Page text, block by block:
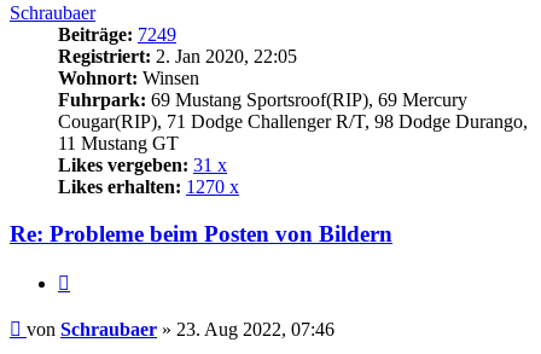
Schraubaer
Beiträge: 7249
Registriert: 2. Jan 2020, 22:05
Wohnort: Winsen
Fuhrpark: 69 Mustang Sportsroof(RIP), 69 Mercury
Cougar(RIP), 71 Dodge Challenger R/T, 98 Dodge Durango,
11 Mustang GT
Likes vergeben: 31 x
Likes erhalten: 1270 x
Re: Probleme beim Posten von Bildern
Beitrag
von Schraubaer » 23. Aug 2022, 07:46